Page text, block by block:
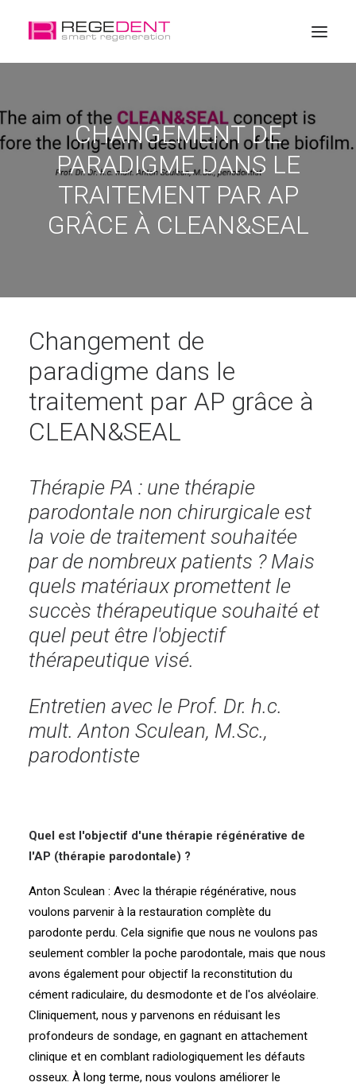
La régénération dentaire
Produits
Éducation
A propos de Regedent
CHANGEMENT DE
PARADIGME DANS LE
TRAITEMENT PAR AP
GRÂCE À CLEAN&SEAL
Changement de
paradigme dans le
traitement par AP grâce à
CLEAN&SEAL
Thérapie PA : une thérapie
parodontale non chirurgicale est
la voie de traitement souhaitée
par de nombreux patients ? Mais
quels matériaux promettent le
succès thérapeutique souhaité et
quel peut être l'objectif
thérapeutique visé.
Entretien avec le Prof. Dr. h.c.
mult. Anton Sculean, M.Sc.,
parodontiste
Quel est l'objectif d'une thérapie régénérative de
l'AP (thérapie parodontale) ?
Anton Sculean : Avec la thérapie régénérative, nous
voulons parvenir à la restauration complète du
parodonte perdu. Cela signifie que nous ne voulons pas
seulement combler la poche parodontale, mais que nous
avons également pour objectif la reconstitution du
cément radiculaire, du desmodonte et de l'os alvéolaire.
Cliniquement, nous y parvenons en réduisant les
profondeurs de sondage, en gagnant en attachement
clinique et en comblant radiologiquement les défauts
osseux. À long terme, nous voulons améliorer le